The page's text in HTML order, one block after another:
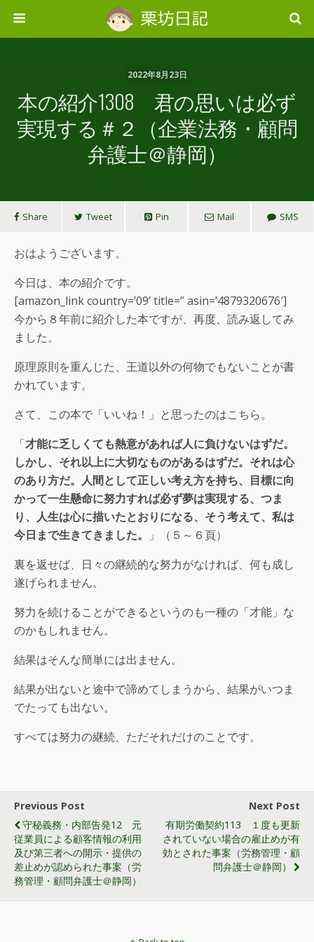
2022年8月23日
本の紹介1308 君の思いは必ず
実現する＃２（企業法務・顧問
弁護士＠静岡）
Share Tweet Pin Mail SMS
おはようございます。
今日は、本の紹介です。
[amazon_link country=’09’ title=” asin=’4879320676′]
今から８年前に紹介した本ですが、再度、読み返してみ
ました。
原理原則を重んじた、王道以外の何物でもないことが書
かれています。
さて、この本で「いいね！」と思ったのはこちら。
「才能に乏しくても熱意があれば人に負けないはずだ。
しかし、それ以上に大切なものがあるはずだ。それは心
のあり方だ。人間として正しい考え方を持ち、目標に向
かって一生懸命に努力すれば必ず夢は実現する、つま
り、人生は心に描いたとおりになる、そう考えて、私は
今日まで生きてきました。
」（５～６頁）
裏を返せば、日々の継続的な努力がなければ、何も成し
遂げられません。
努力を続けることができるというのも一種の「才能」な
のかもしれません。
結果はそんな簡単には出ません。
結果が出ないと途中で諦めてしまうから、結果がいつま
でたっても出ない。
すべては努力の継続、ただそれだけのことです。
Previous Post
守秘義務・内部告発12 元
従業員による顧客情報の利用
及び第三者への開示・提供の
差止めが認められた事案（労
務管理・顧問弁護士＠静岡）
Next Post
有期労働契約113 １度も更新
されていない場合の雇止めが有
効とされた事案（労務管理・顧
問弁護士＠静岡）